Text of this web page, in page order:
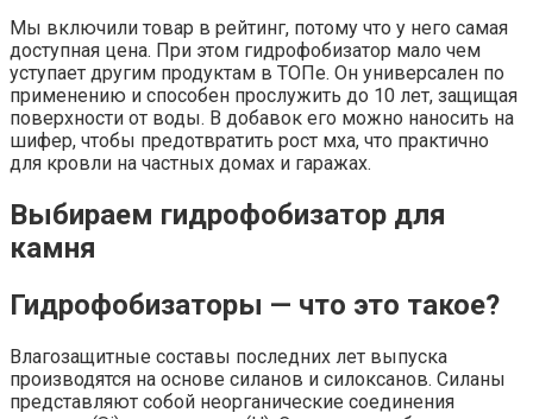
Мы включили товар в рейтинг, потому что у него самая
доступная цена. При этом гидрофобизатор мало чем
уступает другим продуктам в ТОПе. Он универсален по
применению и способен прослужить до 10 лет, защищая
поверхности от воды. В добавок его можно наносить на
шифер, чтобы предотвратить рост мха, что практично
для кровли на частных домах и гаражах.
Выбираем гидрофобизатор для
камня
Гидрофобизаторы — что это такое?
Влагозащитные составы последних лет выпуска
производятся на основе силанов и силоксанов. Силаны
представляют собой неорганические соединения